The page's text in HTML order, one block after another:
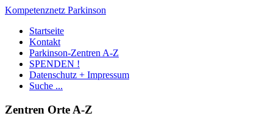
Kompetenznetz Parkinson
Startseite
Kontakt
Parkinson-Zentren A-Z
SPENDEN !
Datenschutz + Impressum
Suche ...
Zentren Orte A-Z